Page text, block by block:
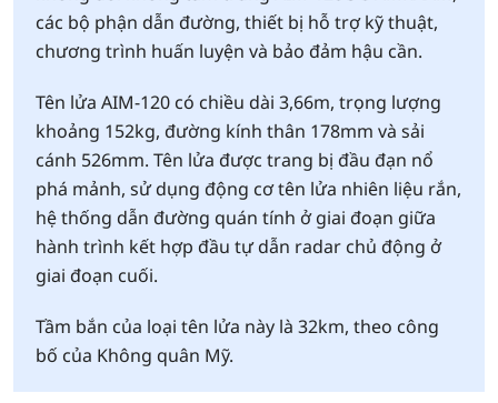
các bộ phận dẫn đường, thiết bị hỗ trợ kỹ thuật,
chương trình huấn luyện và bảo đảm hậu cần.
Tên lửa AIM-120 có chiều dài 3,66m, trọng lượng
khoảng 152kg, đường kính thân 178mm và sải
cánh 526mm. Tên lửa được trang bị đầu đạn nổ
phá mảnh, sử dụng động cơ tên lửa nhiên liệu rắn,
hệ thống dẫn đường quán tính ở giai đoạn giữa
hành trình kết hợp đầu tự dẫn radar chủ động ở
giai đoạn cuối.
Tầm bắn của loại tên lửa này là 32km, theo công
bố của Không quân Mỹ.